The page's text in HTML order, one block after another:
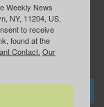
“ИЩУ СОВЕТА”
Weekly News
NY, 11204, US,
to receive
found at the
Contact. Our